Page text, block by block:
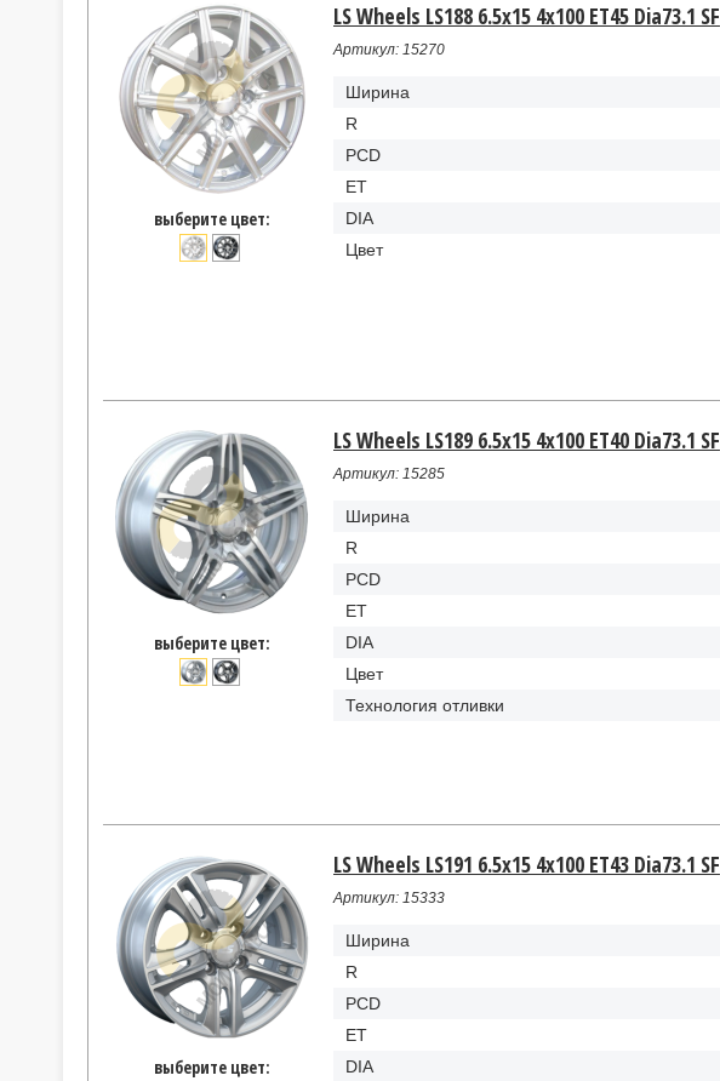
выберите цвет:
LS Wheels LS188 6.5x15 4x100 ET45 Dia73.1 SF
Артикул: 15270
Ширина
R
PCD
ET
DIA
Цвет
выберите цвет:
LS Wheels LS189 6.5x15 4x100 ET40 Dia73.1 SF
Артикул: 15285
Ширина
R
PCD
ET
DIA
Цвет
Технология отливки
выберите цвет:
LS Wheels LS191 6.5x15 4x100 ET43 Dia73.1 SF
Артикул: 15333
Ширина
R
PCD
ET
DIA